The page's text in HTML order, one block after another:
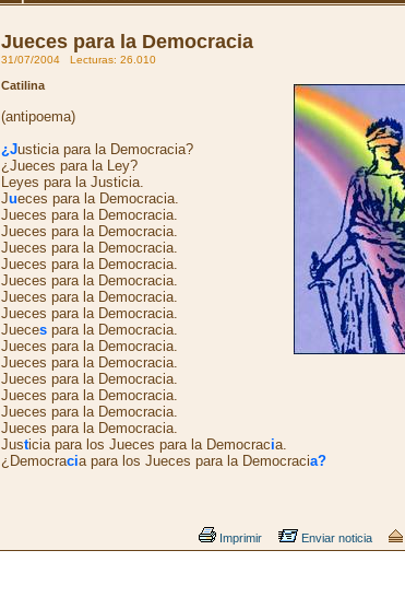
Jueces para la Democracia
31/07/2004 Lecturas: 26.010
Catilina
(antipoema)
¿Justicia para la Democracia?
¿Jueces para la Ley?
Leyes para la Justicia.
Jueces para la Democracia.
Jueces para la Democracia.
Jueces para la Democracia.
Jueces para la Democracia.
Jueces para la Democracia.
Jueces para la Democracia.
Jueces para la Democracia.
Jueces para la Democracia.
Jueces para la Democracia.
Jueces para la Democracia.
Jueces para la Democracia.
Jueces para la Democracia.
Jueces para la Democracia.
Jueces para la Democracia.
Jueces para la Democracia.
Justicia para los Jueces para la Democracia.
¿Democracia para los Jueces para la Democracia?
Imprimir Enviar noticia